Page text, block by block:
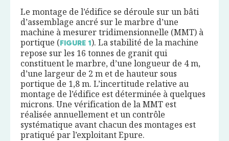
Le montage de l’édifice se déroule sur un bâti
d’assemblage ancré sur le marbre d’une
machine à mesurer tridimensionnelle (MMT) à
portique (FIGURE 1). La stabilité de la machine
repose sur les 16 tonnes de granit qui
constituent le marbre, d’une longueur de 4 m,
d’une largeur de 2 m et de hauteur sous
portique de 1,8 m. L’incertitude relative au
montage de l’édifice est déterminée à quelques
microns. Une vérification de la MMT est
réalisée annuellement et un contrôle
systématique avant chacun des montages est
pratiqué par l’exploitant Epure.